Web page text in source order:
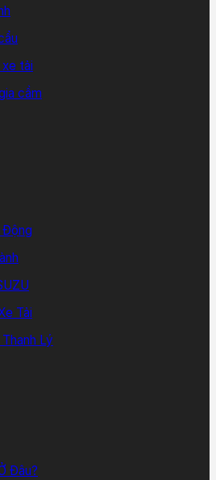
xe tải
cầm
Động
Tải
Lý
Đâu?